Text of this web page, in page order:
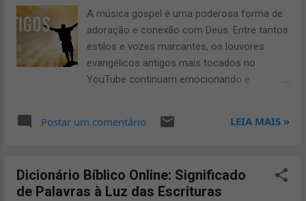
mensagens de motivação, versículos
bíblicos e bênçãos diárias. Você pode enviar
louvores, ou até mesmo gifs com imagens
ou conversas individuais. Gifs evangélicos
mensagens edificantes sempre à mão.
Esses gifs po...
A música gospel é uma poderosa forma de
adoração e conexão com Deus. Entre tantos
estilos e vozes marcantes, os louvores
evangélicos antigos mais tocados no
YouTube continuam emocionando e
louvores evangélicos que fazem sucesso,
tocam profundamente a alma. Louvores
Evangélicos Antigos Os louvores hinos
Postar um comentário LEIA MAIS »
Dicionário Bíblico Online: Significado
de Palavras à Luz das Escrituras